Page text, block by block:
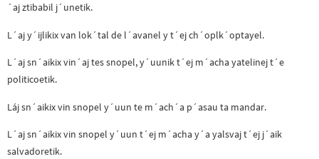
´aj ztibabil j´unetik.
L´aj y´ijlikix van lok´tal de l´avanel y t´ej ch´oplk´optayel.
L´aj sn´aikix vin´aj tes snopel, y´uunik t´ej m´acha yatelinej t´e
politicoetik.
Láj sn´aikix vin snopel y´uun te m´ach´a p´asau ta mandar.
L´aj sn´aikix vin snopel y´uun t´ej m´acha y´a yalsvaj t´ej j´aik
salvadoretik.